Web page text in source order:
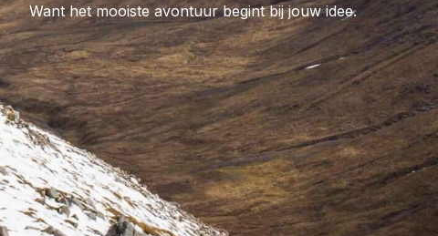
Want het mooiste avontuur begint bij jouw idee.